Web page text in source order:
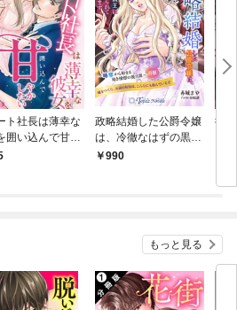
ト社長は薄幸な
囲い込んで甘や
い【分冊版】1
政略結婚した公爵令嬢
は、冷徹なはずの黒の
国王に激しく求められ
990
彼
もっと見る